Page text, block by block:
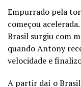
Empurrado pela
começou
Brasil surgiu com
quando Antony
velocidade e
A partir daí o Brasil